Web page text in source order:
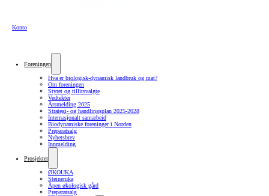
Konto
Foreningen
Hva er biologisk-dynamisk landbruk og mat?
Om foreningen
Styret og tillitsvalgte
Vedtekter
Årsmelding 2025
Strategi- og handlingsplan 2025-2028
Internasjonalt samarbeid
Biodynamiske foreninger i Norden
Preparatsalg
Nyhetsbrev
Innmelding
Prosjekter
ØKOUKA
Steineruka
Åpen økologisk gård
Preparatsalg